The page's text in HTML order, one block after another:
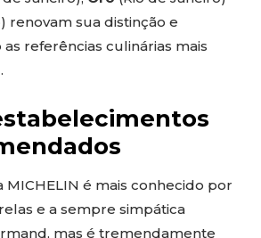
renovam sua distinção e
referências culinárias mais
MICHELIN é mais conhecido por
e a sempre simpática
mas é tremendamente